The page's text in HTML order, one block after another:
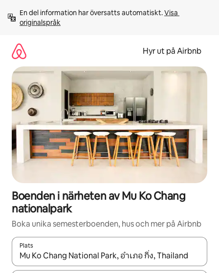
innehåll
En del information har översatts automatiskt. Visa
originalspråk
Hyr ut på Airbnb
Boenden i närheten av Mu Ko Chang
nationalpark
Boka unika semesterboenden, hus och mer på Airbnb
Plats
När resultaten är tillgängliga kan du navigera med upp- och